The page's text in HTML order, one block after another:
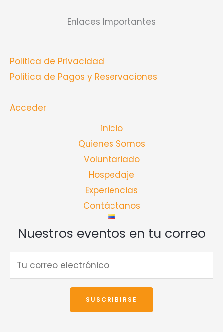
Enlaces Importantes
Politica de Privacidad
Politica de Pagos y Reservaciones
Acceder
inicio
Quienes Somos
Voluntariado
Hospedaje
Experiencias
Contáctanos
Nuestros eventos en tu correo